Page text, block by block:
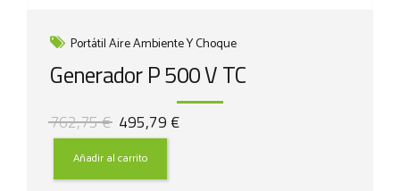
Portátil Aire Ambiente Y Choque
Generador P 500 V TC
762,75€ El
precio
original
era:
495,79 €El
Añadir al carrito